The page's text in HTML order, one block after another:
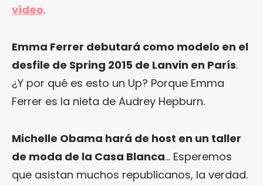
vídeo.
Emma Ferrer debutará como modelo en el
desfile de Spring 2015 de Lanvin en París.
¿Y por qué es esto un Up? Porque Emma
Ferrer es la nieta de Audrey Hepburn.
Michelle Obama hará de host en un taller
de moda de la Casa Blanca… Esperemos
que asistan muchos republicanos, la verdad.